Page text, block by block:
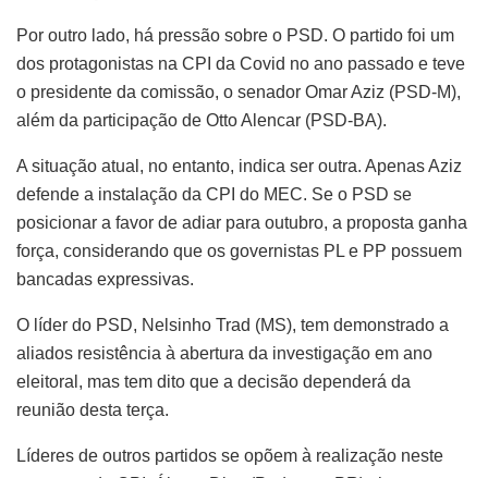
Por outro lado, há pressão sobre o PSD. O partido foi um
dos protagonistas na CPI da Covid no ano passado e teve
o presidente da comissão, o senador Omar Aziz (PSD-M),
além da participação de Otto Alencar (PSD-BA).
A situação atual, no entanto, indica ser outra. Apenas Aziz
defende a instalação da CPI do MEC. Se o PSD se
posicionar a favor de adiar para outubro, a proposta ganha
força, considerando que os governistas PL e PP possuem
bancadas expressivas.
O líder do PSD, Nelsinho Trad (MS), tem demonstrado a
aliados resistência à abertura da investigação em ano
eleitoral, mas tem dito que a decisão dependerá da
reunião desta terça.
Líderes de outros partidos se opõem à realização neste